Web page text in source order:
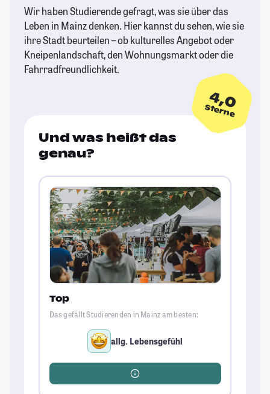
Wir haben Studierende gefragt, was sie über das
Leben in Mainz denken. Hier kannst du sehen, wie sie
ihre Stadt beurteilen – ob kulturelles Angebot oder
Kneipenlandschaft, den Wohnungsmarkt oder die
Fahrradfreundlichkeit.
4,0
Sterne
Und was heißt das
genau?
Top
Das gefällt Studierenden in Mainz am besten:
allg. Lebensgefühl